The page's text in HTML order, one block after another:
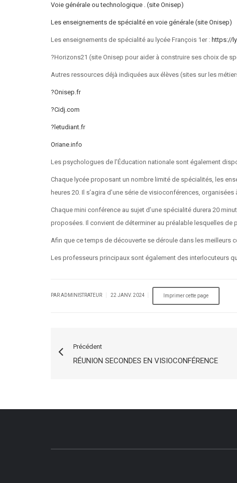
Voie générale ou technologique . (site Onisep)
Les enseignements de spécialité en voie générale (site Onisep)
Les enseignements de spécialité au lycée François 1er : https://
?Horizons21 (site Onisep pour aider à construire ses choix de
Autres ressources déjà indiquées aux élèves (sites sur les
?Onisep.fr
?Cidj.com
?letudiant.fr
Oriane.info
Les psychologues de l’Éducation nationale sont également
Chaque lycée proposant un nombre limité de spécialités, les
heures 20. Il s’agira d’une série de visioconférences, organisées
Chaque mini conférence au sujet d’une spécialité durera 20
proposées. Il convient de déterminer au préalable lesquelles
Afin que ce temps de découverte se déroule dans les meilleurs
Les professeurs principaux sont également des interlocuteurs
PAR ADMINISTRATEUR 22 JANV. 2024
Précédent
RÉUNION SECONDES EN VISIOCONFÉRENCE